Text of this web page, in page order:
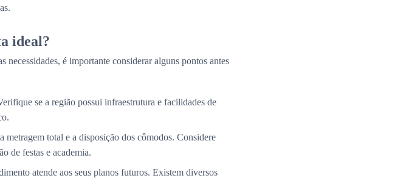
ideal?
necessidades, é importante considerar alguns pontos antes
se a região possui infraestrutura e facilidades de
metragem total e a disposição dos cômodos. Considere
de festas e academia.
atende aos seus planos futuros. Existem diversos